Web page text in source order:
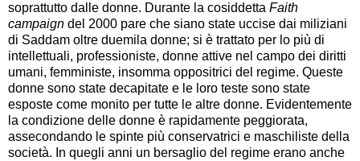
soprattutto dalle donne. Durante la cosiddetta Faith
campaign del 2000 pare che siano state uccise dai miliziani
di Saddam oltre duemila donne; si è trattato per lo più di
intellettuali, professioniste, donne attive nel campo dei diritti
umani, femministe, insomma oppositrici del regime. Queste
donne sono state decapitate e le loro teste sono state
esposte come monito per tutte le altre donne. Evidentemente
la condizione delle donne è rapidamente peggiorata,
assecondando le spinte più conservatrici e maschiliste della
società. In quegli anni un bersaglio del regime erano anche